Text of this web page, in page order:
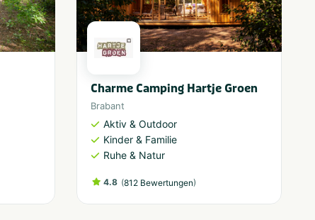
Charme Camping Hartje Groen
Brabant
Aktiv & Outdoor
Kinder & Familie
Ruhe & Natur
4.8 (812 Bewertungen)